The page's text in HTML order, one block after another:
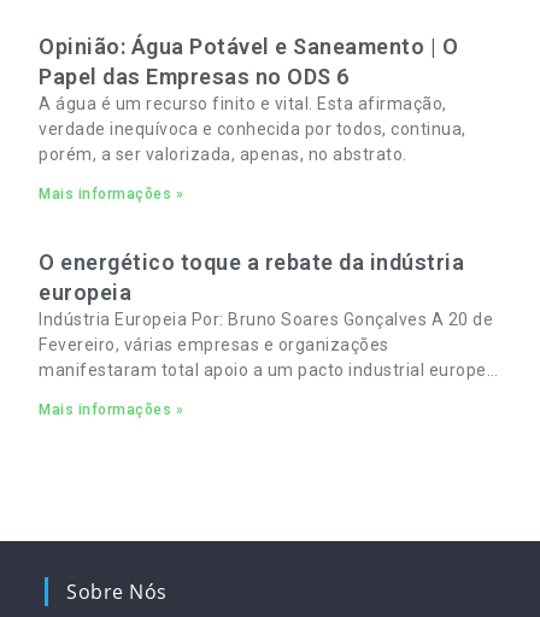
Opinião: Água Potável e Saneamento | O
Papel das Empresas no ODS 6
A água é um recurso finito e vital. Esta afirmação,
verdade inequívoca e conhecida por todos, continua,
porém, a ser valorizada, apenas, no abstrato.
Mais informações »
O energético toque a rebate da indústria
europeia
Indústria Europeia Por: Bruno Soares Gonçalves A 20 de
Fevereiro, várias empresas e organizações
manifestaram total apoio a um pacto industrial europeu
empregos
Mais informações »
Sobre Nós